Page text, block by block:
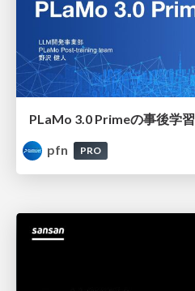
PLaMo 3.0 Primeの事後学習
pfn
PRO